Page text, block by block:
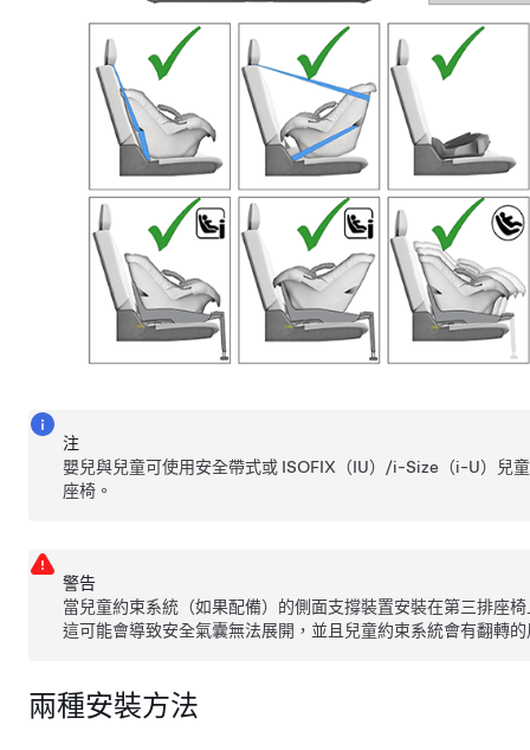
注
嬰兒與兒童可使用安全帶式或 ISOFIX（IU）/i-Size（i-U）兒
座椅。
警告
當兒童約束系統（如果配備）的側面支撐裝置安裝在第三排座
這可能會導致安全氣囊無法展開，並且兒童約束系統會有翻轉
兩種安裝方法